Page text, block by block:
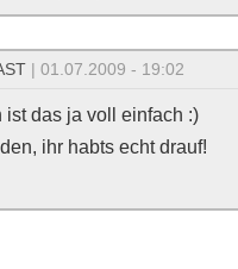
| 01.07.2009 - 19:02
ist das ja voll einfach :)
ihr habts echt drauf!